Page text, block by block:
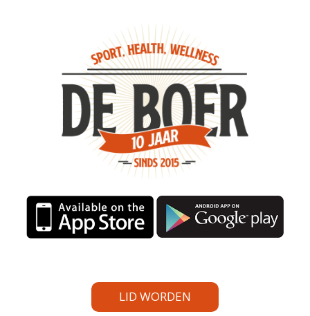
LID WORDEN